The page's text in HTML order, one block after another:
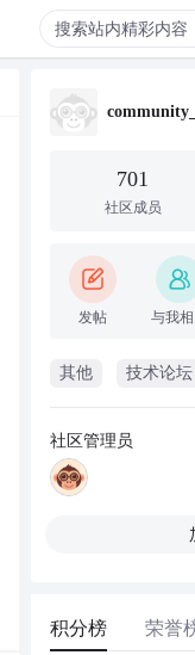
701
社区成员
发帖 与我
其他 技术论坛
社区管理员
积分榜 荣誉